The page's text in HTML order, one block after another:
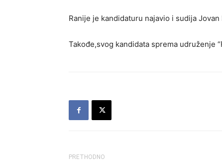
Ranije je kandidaturu najavio i sudija
Takođe,svog kandidata sprema udruženje
PRETHODNO